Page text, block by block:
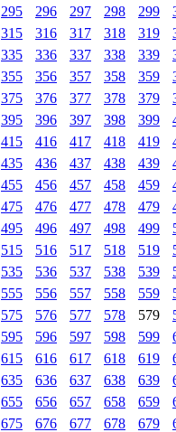
295 296 297 298 299
315 316 317 318 319
335 336 337 338 339
355 356 357 358 359
375 376 377 378 379
395 396 397 398 399
415 416 417 418 419
435 436 437 438 439
455 456 457 458 459
475 476 477 478 479
495 496 497 498 499
515 516 517 518 519
535 536 537 538 539
555 556 557 558 559
575 576 577 578 579
595 596 597 598 599
615 616 617 618 619
635 636 637 638 639
655 656 657 658 659
675 676 677 678 679